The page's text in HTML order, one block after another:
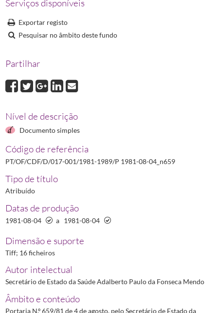
P 1983-03-17_n285
P 1983-04-02_n364
P 1983-04-05_n370
Portaria N.º 370/83 que aprova o regime de preços
Serviços disponíveis
Exportar registo
Pesquisar no âmbito deste fundo
Partilhar
Nível de descrição
Documento simples
Código de referência
PT/OF/CDF/D/017-001/1981-1989/P 1981-08-04_n659
Tipo de título
Atribuído
Datas de produção
1981-08-04 a 1981-08-04
Dimensão e suporte
Tiff; 16 ficheiros
Autor intelectual
Secretário de Estado da Saúde Adalberto Paulo da Fonseca Mendo
Âmbito e conteúdo
Portaria N.º 659/81 de 4 de agosto, pelo Secretário de Estado da